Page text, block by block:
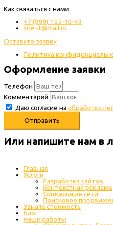
Как связаться с нами
+7 (999) 155-10-43
site-it@mail.ru
Оставьте заявку
Политика
Оформление заявки
Телефон
Комментарий
Даю согласие на обработку
Отправить
Или напишите нам в
Главная
Услуги
Разработка сайтов
Контекстная реклама
Социальные сети
Поисковое
Узнать стоимость
Блог
Наши работы